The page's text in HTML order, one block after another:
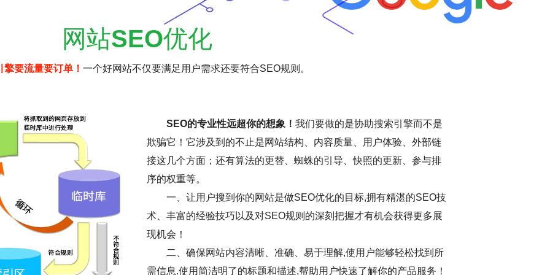
网站SEO优化
擎要流量要订单！ 一个好网站不仅要满足用户需求还要符合SEO规则。
SEO的专业性远超你的想象！ 我们要做的是协助搜索引擎而不是
欺骗它！它涉及到的不止是网站结构、内容质量、用户体验、外部链
接这几个方面；还有算法的更替、蜘蛛的引导、快照的更新、参与排
序的权重等。
一、让用户搜到你的网站是做SEO优化的目标,拥有精湛的SEO技
术、丰富的经验技巧以及对SEO规则的深刻把握才有机会获得更多展
现机会！
二、确保网站内容清晰、准确、易于理解,使用户能够轻松找到所
需信息.使用简洁明了的标题和描述,帮助用户快速了解你的产品服务！